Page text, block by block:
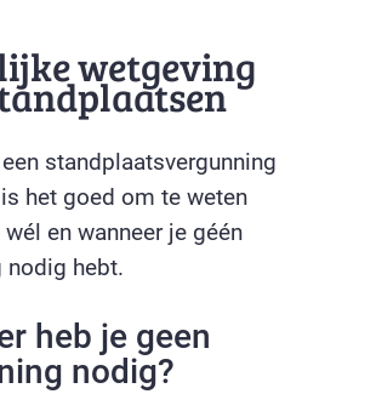
wetgeving
standplaatsvergunning
het goed om te weten
en wanneer je géén
nodig hebt.
heb je geen
nodig?